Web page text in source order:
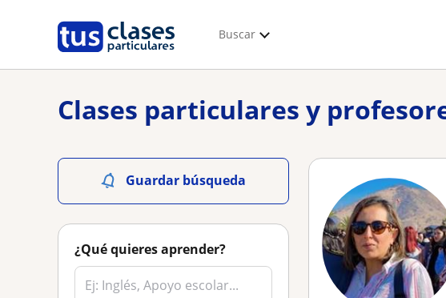
Buscar
Clases particulares y
Guardar búsqueda
¿Qué quieres aprender?